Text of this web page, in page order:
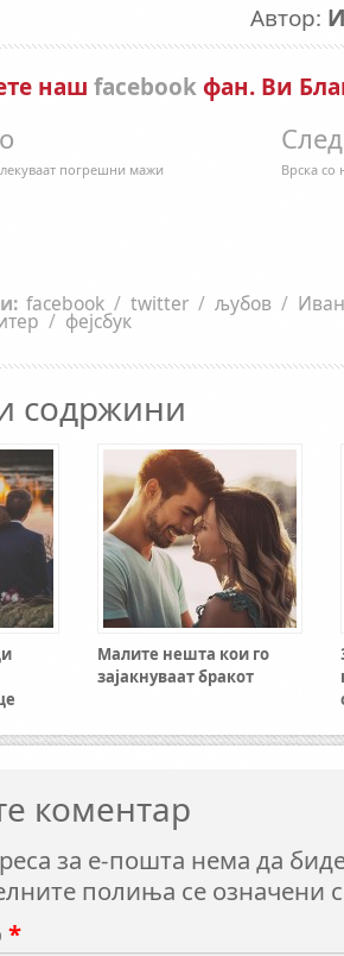
Автор:
наш facebookфан. Ви
погрешни мажи Врска со
facebook / twitter / љубов /
/ фејсбук
содржини
Малите нешта кои го
зајакнуваат бракот
коментар
за е-пошта нема да
полиња се означени
*